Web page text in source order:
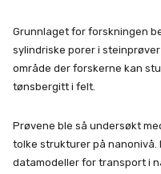
Grunnlaget for forskningen
sylindriske porer i
område der forskerne kan
tønsbergitt i felt.
Prøvene ble så undersøkt
tolke strukturer på
datamodeller for transport i